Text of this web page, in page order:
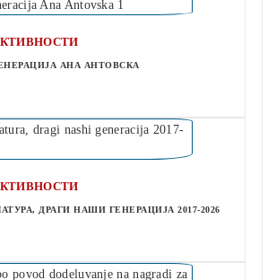
АНА АНТОВСКА
ДРАГИ НАШИ ГЕНЕРАЦИЈА 2017-2026